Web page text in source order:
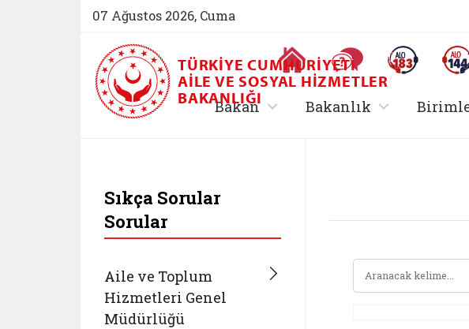
07 Ağustos 2026, Cuma
Ana Sayfa Sıkça Sorulan Sorular
Alo 183
TÜRKIYE CUMHURIYETI
AILE VE SOSYAL HIZMETLER
BAKANLIĞI
Bakan, alt menü içerir
Bakanlık , alt menü
Sıkça Sorular
Sorular
Aile ve Toplum
Hizmetleri Genel
Müdürlüğü